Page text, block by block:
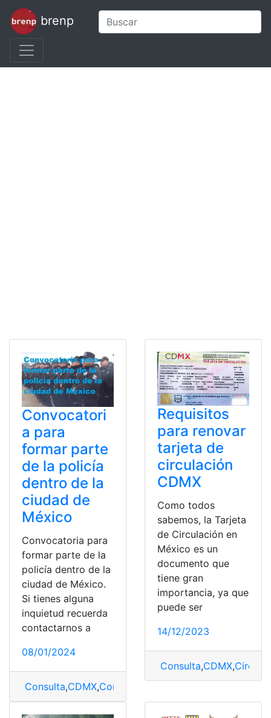
brenp
Convocatori
a para
formar parte
de la policía
dentro de la
ciudad de
México
Convocatoria para
formar parte de la
policía dentro de la
ciudad de México.
Si tienes alguna
inquietud recuerda
contactarnos a
08/01/2024
Consulta,CDMX,Convocatoria
Requisitos
para renovar
tarjeta de
circulación
CDMX
Como todos
sabemos, la Tarjeta
de Circulación en
México es un
documento que
tiene gran
importancia, ya que
puede ser
14/12/2023
Consulta,CDMX,